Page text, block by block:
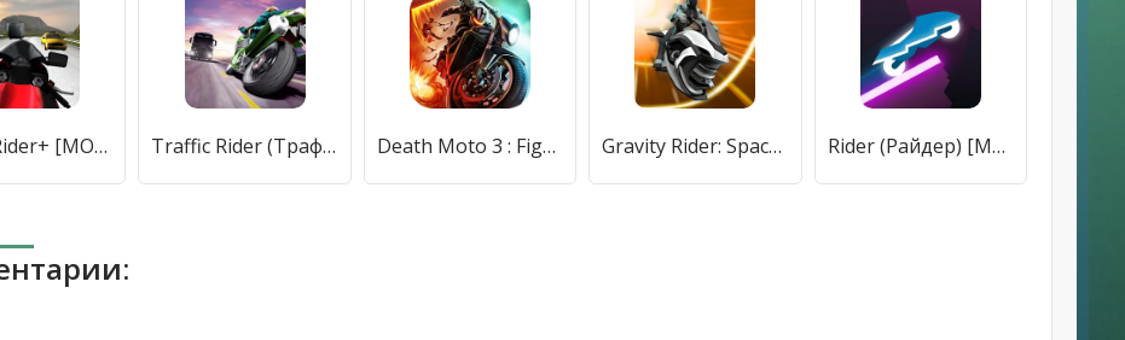
Traffic Rider+ [МОД Mega Pack] APK Android Traffic Rider (Трафик Райдер) [МОД Меню] APK Android Death Moto 3 : Fighting Rider (дет мото 3) [МОД Unlocked] APK Android Gravity Rider: Space Bike Race (Гравити Райдер) [МОД Все открыто] APK Android Rider (Райдер) [МОД Premium] APK Android